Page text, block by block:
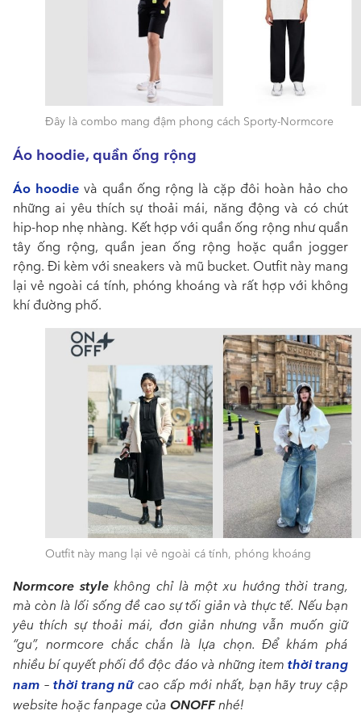
Đây là combo mang đậm phong cách Sporty-Normcore
Áo hoodie, quần ống rộng
Áo hoodie và quần ống rộng là cặp đôi hoàn hảo cho
những ai yêu thích sự thoải mái, năng động và có chút
hip-hop nhẹ nhàng. Kết hợp với quần ống rộng như quần
tây ống rộng, quần jean ống rộng hoặc quần jogger
rộng. Đi kèm với sneakers và mũ bucket. Outfit này mang
lại vẻ ngoài cá tính, phóng khoáng và rất hợp với không
khí đường phố.
Outfit này mang lại vẻ ngoài cá tính, phóng khoáng
Normcore stylekhông chỉ là một xu hướng thời trang,
mà còn là lối sống đề cao sự tối giản và thực tế. Nếu bạn
yêu thích sự thoải mái, đơn giản nhưng vẫn muốn giữ
“gu”, normcore chắc chắn là lựa chọn. Để khám phá
nhiều bí quyết phối đồ độc đáo và những item thời trang
nam – thời trang nữcao cấp mới nhất, bạn hãy truy cập
website hoặc fanpage của ONOFFnhé!